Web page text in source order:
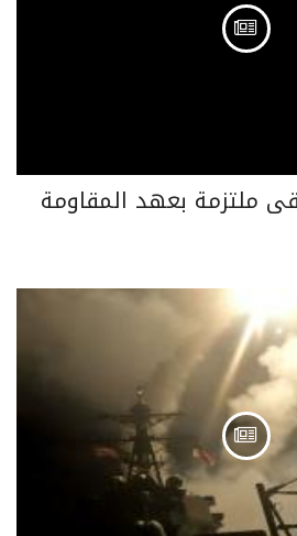
ملتزمة بعهد المقاومة